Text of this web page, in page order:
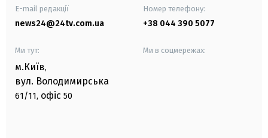
E-mail редакції
news24@24tv.com.ua
Номер телефону:
+38 044 390 5077
Ми тут:
м.Київ,
вул. Володимирська
61/11, офіс 50
Ми в соцмережах: